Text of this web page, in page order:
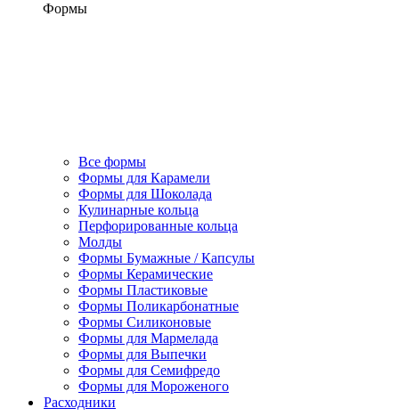
Формы
Все формы
Формы для Карамели
Формы для Шоколада
Кулинарные кольца
Перфорированные кольца
Молды
Формы Бумажные / Капсулы
Формы Керамические
Формы Пластиковые
Формы Поликарбонатные
Формы Силиконовые
Формы для Мармелада
Формы для Выпечки
Формы для Семифредо
Формы для Мороженого
Расходники